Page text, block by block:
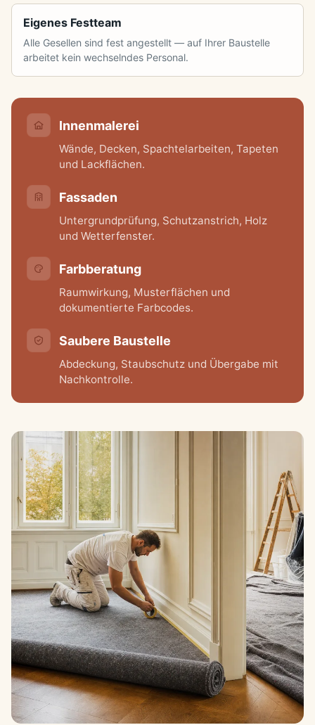
Eigenes Festteam
Alle Gesellen sind fest angestellt — auf Ihrer Baustelle
arbeitet kein wechselndes Personal.
Innenmalerei
Wände, Decken, Spachtelarbeiten, Tapeten
und Lackflächen.
Fassaden
Untergrundprüfung, Schutzanstrich, Holz
und Wetterfenster.
Farbberatung
Raumwirkung, Musterflächen und
dokumentierte Farbcodes.
Saubere Baustelle
Abdeckung, Staubschutz und Übergabe mit
Nachkontrolle.